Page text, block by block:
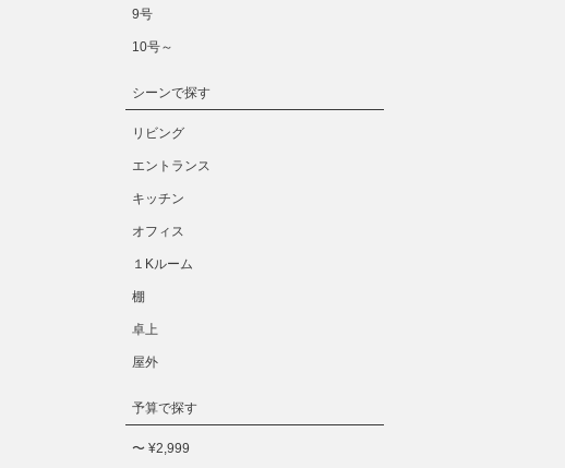
9号
10号～
シーンで探す
リビング
エントランス
キッチン
オフィス
１Kルーム
棚
卓上
屋外
予算で探す
〜 ¥2,999